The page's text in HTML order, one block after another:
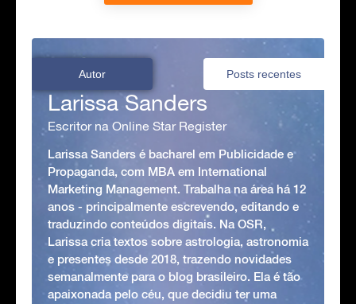
Autor Posts recentes
Larissa Sanders
Escritor na Online Star Register
Larissa Sanders é bacharel em Publicidade e
Propaganda, com MBA em International
Marketing Management. Trabalha na área há 12
anos - principalmente escrevendo, editando e
traduzindo conteúdos digitais. Na OSR,
Larissa cria textos sobre astrologia, astronomia
e presentes desde 2018, trazendo novidades
semanalmente para o blog brasileiro. Ela é tão
apaixonada pelo céu, que decidiu ter uma